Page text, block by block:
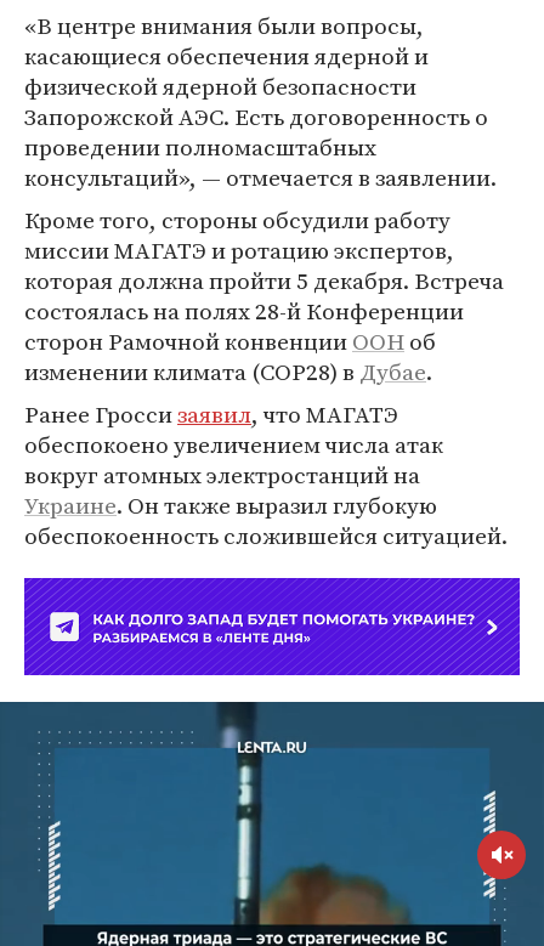
«В центре внимания были вопросы,
касающиеся обеспечения ядерной и
физической ядерной безопасности
Запорожской АЭС. Есть договоренность о
проведении полномасштабных
консультаций», — отмечается в заявлении.
Кроме того, стороны обсудили работу
миссии МАГАТЭ и ротацию экспертов,
которая должна пройти 5 декабря. Встреча
состоялась на полях 28-й Конференции
сторон Рамочной конвенцииООНоб
изменении климата (COP28) в Дубае.
Ранее Гроссизаявил, что МАГАТЭ
обеспокоено увеличением числа атак
вокруг атомных электростанций на
Украине. Он также выразил глубокую
обеспокоенность сложившейся ситуацией.